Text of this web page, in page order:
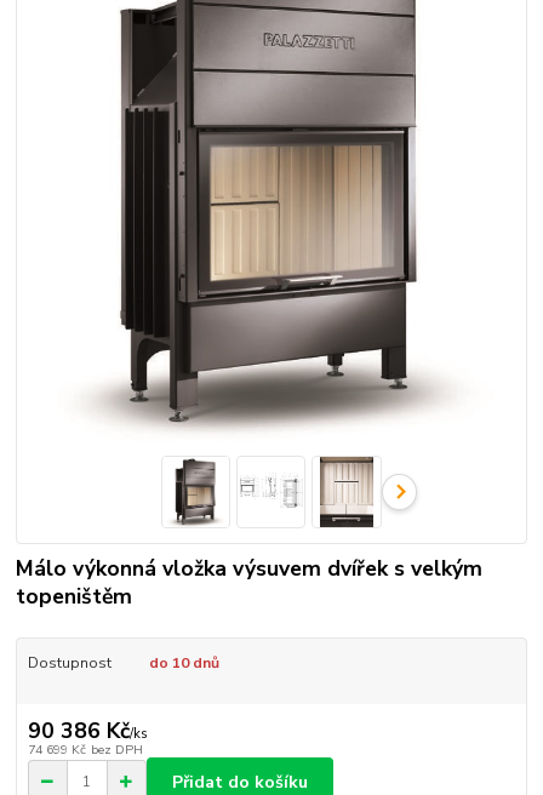
Málo výkonná vložka výsuvem dvířek s velkým
topeništěm
Dostupnost do 10 dnů
90 386 Kč/ks
74 699 Kč bez DPH
Přidat do košíku